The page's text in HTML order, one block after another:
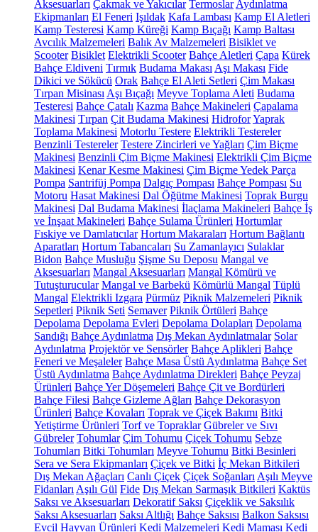
Aksesuarları Çakmak ve Yakıcılar Termoslar Aydınlatma
Ekipmanları El Feneri Işıldak Kafa Lambası Kamp El Aletleri
Kamp Testeresi Kamp Küreği Kamp Bıçağı Kamp Baltası
Avcılık Malzemeleri Balık Av Malzemeleri Bisiklet ve
Scooter Bisiklet Elektrikli Scooter Bahçe Aletleri Çapa Kürek
Bahçe Eldiveni Tırmık Budama Makası Aşı Makası Fide
Dikici ve Sökücü Orak Bahçe El Aleti Setleri Çim Makası
Tırpan Misinası Aşı Bıçağı Meyve Toplama Aleti Budama
Testeresi Bahçe Çatalı Kazma Bahçe Makineleri Çapalama
Makinesi Tırpan Çit Budama Makinesi HidroforYaprak
Toplama Makinesi Motorlu Testere Elektrikli Testereler
Benzinli Testereler Testere Zincirleri ve Yağları Çim Biçme
Makinesi Benzinli Çim Biçme Makinesi Elektrikli Çim Biçme
Makinesi Kenar Kesme Makinesi Çim Biçme Yedek Parça
Pompa Santrifüj Pompa Dalgıç Pompası Bahçe Pompası Su
Motoru Hasat Makinesi Dal Öğütme Makinesi Toprak Burgu
Makinesi Dal Budama Makinesi İlaçlama Makineleri Bahçe İş
ve İnşaat Makineleri Bahçe Sulama Ürünleri Hortumlar
Fıskiye ve Damlatıcılar Hortum Makaraları Hortum Bağlantı
Aparatları Hortum Tabancaları Su Zamanlayıcı Sulaklar
Bidon Bahçe Musluğu Şişme Su Deposu Mangal ve
Aksesuarları Mangal Aksesuarları Mangal Kömürü ve
Tutuşturucular Mangal ve Barbekü Kömürlü Mangal Tüplü
Mangal Elektrikli Izgara Pürmüz Piknik Malzemeleri Piknik
Sepetleri Piknik Seti Semaver Piknik Örtüleri Bahçe
Depolama Depolama Evleri Depolama Dolapları Depolama
Sandığı Bahçe Aydınlatma Dış Mekan Aydınlatmalar Solar
Aydınlatma Projektör ve Sensörler Bahçe Aplikleri Bahçe
Feneri ve Meşaleler Bahçe Masa Üstü Aydınlatma Bahçe Set
Üstü Aydınlatma Bahçe Aydınlatma Direkleri Bahçe Peyzaj
Ürünleri Bahçe Yer Döşemeleri Bahçe Çit ve Bordürleri
Bahçe Filesi Bahçe Gizleme Ağları Bahçe Dekorasyon
Ürünleri Bahçe Kovaları Toprak ve Çiçek Bakımı Bitki
Yetiştirme Ürünleri Torf ve Topraklar Gübreler ve Sıvı
Gübreler Tohumlar Çim Tohumu Çiçek Tohumu Sebze
Tohumları Bitki Tohumları Meyve Tohumu Bitki Besinleri
Sera ve Sera Ekipmanları Çiçek ve Bitki İç Mekan Bitkileri
Dış Mekan Ağaçları Canlı Çiçek Çiçek Soğanları Aşılı Meyve
Fidanları Aşılı Gül Fide Dış Mekan Sarmaşık Bitkileri Kaktüs
Saksı ve Aksesuarları Dekoratif Saksı Çiçeklik ve Saksılık
Saksı Aksesuarları Saksı Altlığı Bahçe Saksısı Balkon Saksısı
Evcil Hayvan Ürünleri Kedi Malzemeleri Kedi Maması Kedi